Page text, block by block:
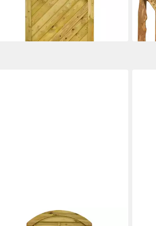
lieferbar in 5 Wochen -26%
in 4-
GARTENLAND